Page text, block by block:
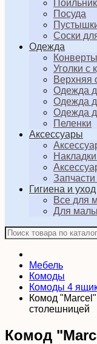
Посуда
Соски
Одежда
Уголки с
Верхняя
Одежда
Одежда
Одежда
Пеленки
Аксессуары
Гигиена и уход
Все для
Для
Мебель
Комоды
Комоды 4
Комод
столешницей
Комод